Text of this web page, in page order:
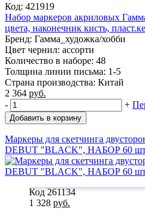
Код: 421919
Набор маркеров акриловых
цвета, наконечник кисть,
Бренд: Гамма_художка/хобби
Цвет чернил: ассорти
Количество в наборе: 48
Толщина линии письма: 1-5
Страна производства: Китай
2 364 руб.
-
+
Добавить в корзину
Маркеры для скетчинга
DEBUT "BLACK", НАБОР 60 шт.,
Код 261134
1 328 руб.